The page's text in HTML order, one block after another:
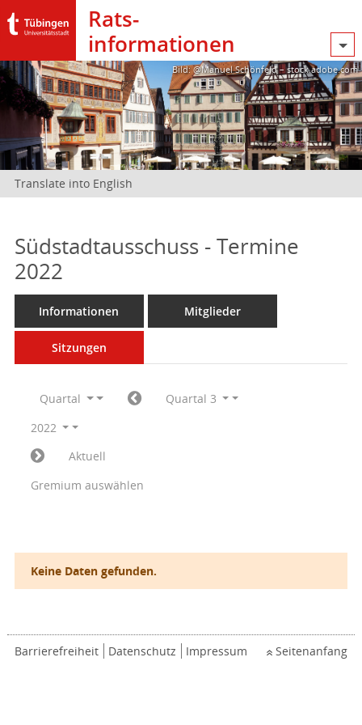
Rats­
informationen
Bild: @Manuel Schönfeld – stock.adobe.com
Translate into English
Südstadtausschuss - Termine
2022
Informationen Mitglieder
Sitzungen
Quartal
Quartal 3
2022
Aktuell
Gremium auswählen
Keine Daten gefunden.
Barrierefreiheit Datenschutz Impressum Seitenanfang